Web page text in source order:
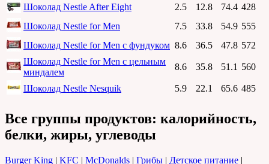
Шоколад Nestle After Eight
2.5 12.8 74.4 428
Шоколад Nestle for Men
7.5 33.8 54.9 555
Шоколад Nestle for Men с фундуком 8.6 36.5 47.8 572
Шоколад Nestle for Men с цельным
миндалем
8.6 35.8 51.1 560
Шоколад Nestle Nesquik 5.9 22.1 65.6 485
Все группы продуктов: калорийность,
белки, жиры, углеводы
Burger King | KFC | McDonalds | Грибы | Детское питание |